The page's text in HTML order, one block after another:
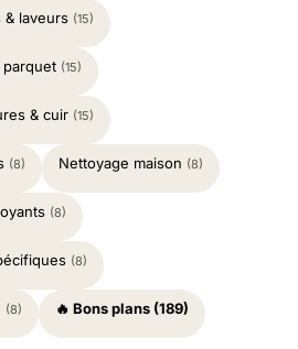
& laveurs (15)
parquet (15)
& cuir (15)
(8) Nettoyage maison (8)
(8)
(8)
(8) 🔥 Bons plans (189)